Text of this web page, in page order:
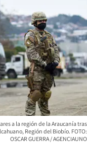
a la región de la Araucanía tras
Región del Biobío. FOTO:
OSCAR GUERRA / AGENCIAUNO